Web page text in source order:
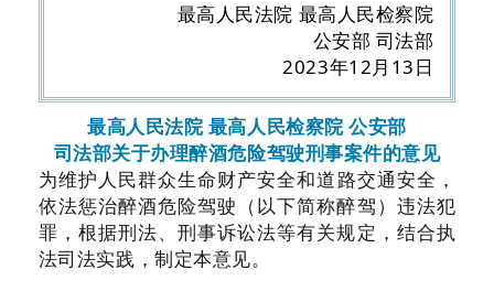
最高人民法院 最高人民检察院
公安部 司法部
2023年12月13日
最高人民法院 最高人民检察院 公安部
司法部关于办理醉酒危险驾驶刑事案件的意见
为维护人民群众生命财产安全和道路交通安全，
依法惩治醉酒危险驾驶（以下简称醉驾）违法犯
罪，根据刑法、刑事诉讼法等有关规定，结合执
法司法实践，制定本意见。